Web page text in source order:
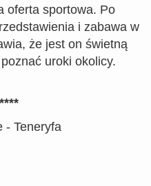
oferta sportowa. Po
i zabawa w
że jest on świetną
uroki okolicy.
- Teneryfa